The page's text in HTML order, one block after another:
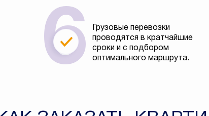
Грузовые перевозки
проводятся в кратчайшие
сроки и с подбором
оптимального маршрута.